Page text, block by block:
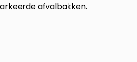
afvalbakken.